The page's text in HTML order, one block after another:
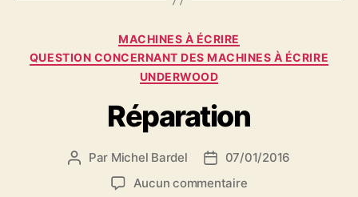
Catégories
MACHINES À ÉCRIRE
QUESTION CONCERNANT DES MACHINES À ÉCRIRE
UNDERWOOD
Réparation
Auteur
Par Michel Bardel
Date
de
07/01/2016
Aucun commentairesur